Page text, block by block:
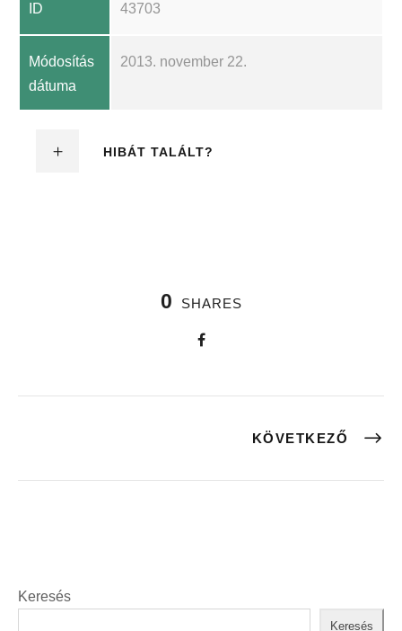
ID 43703
Módosítás
dátuma
2013. november 22.
HIBÁT TALÁLT?
0 SHARES
KÖVETKEZŐ
Keresés
Keresés